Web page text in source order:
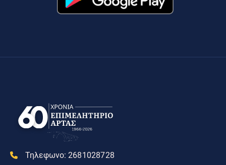
Τηλεφωνο: 2681028728